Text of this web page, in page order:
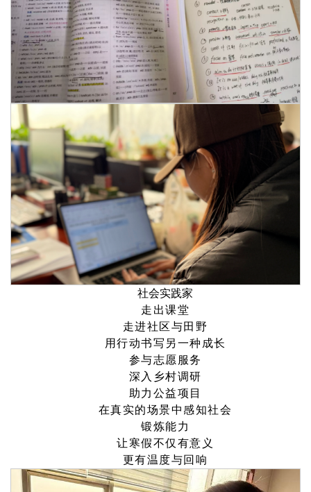
社会实践家
走出课堂
走进社区与田野
用行动书写另一种成长
参与志愿服务
深入乡村调研
助力公益项目
在真实的场景中感知社会
锻炼能力
让寒假不仅有意义
更有温度与回响